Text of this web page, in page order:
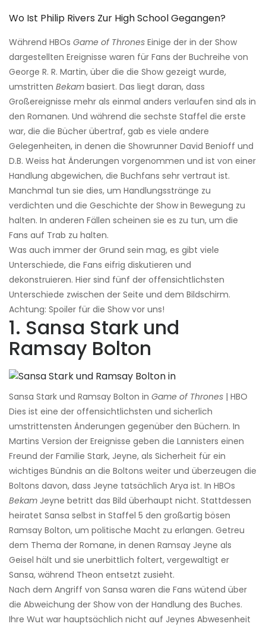
Wo Ist Philip Rivers Zur High School Gegangen?
Während HBOs Game of Thrones Einige der in der Show
dargestellten Ereignisse waren für Fans der Buchreihe von
George R. R. Martin, über die die Show gezeigt wurde,
umstritten Bekam basiert. Das liegt daran, dass
Großereignisse mehr als einmal anders verlaufen sind als in
den Romanen. Und während die sechste Staffel die erste
war, die die Bücher übertraf, gab es viele andere
Gelegenheiten, in denen die Showrunner David Benioff und
D.B. Weiss hat Änderungen vorgenommen und ist von einer
Handlung abgewichen, die Buchfans sehr vertraut ist.
Manchmal tun sie dies, um Handlungsstränge zu
verdichten und die Geschichte der Show in Bewegung zu
halten. In anderen Fällen scheinen sie es zu tun, um die
Fans auf Trab zu halten.
Was auch immer der Grund sein mag, es gibt viele
Unterschiede, die Fans eifrig diskutieren und
dekonstruieren. Hier sind fünf der offensichtlichsten
Unterschiede zwischen der Seite und dem Bildschirm.
Achtung: Spoiler für die Show vor uns!
1. Sansa Stark und
Ramsay Bolton
Sansa Stark und Ramsay Bolton in Game of Thrones | HBO
Dies ist eine der offensichtlichsten und sicherlich
umstrittensten Änderungen gegenüber den Büchern. In
Martins Version der Ereignisse geben die Lannisters einen
Freund der Familie Stark, Jeyne, als Sicherheit für ein
wichtiges Bündnis an die Boltons weiter und überzeugen die
Boltons davon, dass Jeyne tatsächlich Arya ist. In HBOs
Bekam Jeyne betritt das Bild überhaupt nicht. Stattdessen
heiratet Sansa selbst in Staffel 5 den großartig bösen
Ramsay Bolton, um politische Macht zu erlangen. Getreu
dem Thema der Romane, in denen Ramsay Jeyne als
Geisel hält und sie unerbittlich foltert, vergewaltigt er
Sansa, während Theon entsetzt zusieht.
Nach dem Angriff von Sansa waren die Fans wütend über
die Abweichung der Show von der Handlung des Buches.
Ihre Wut war hauptsächlich nicht auf Jeynes Abwesenheit